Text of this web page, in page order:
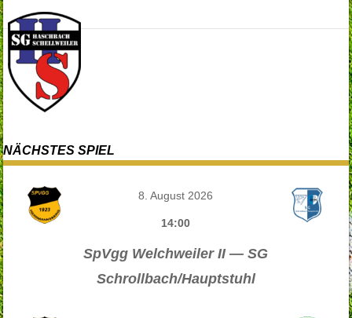
NÄCHSTES SPIEL
8. August 2026
14:00
SpVgg Welchweiler II — SG
Schrollbach/Hauptstuhl